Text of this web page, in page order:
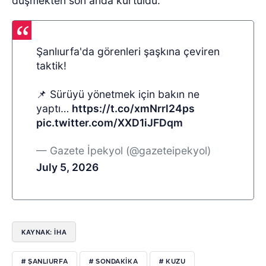
Şanlıurfa'da görenleri şaşkına çeviren
taktik!
📌 Sürüyü yönetmek için bakın ne
yaptı… https://t.co/xmNrrl24ps
pic.twitter.com/XXD1iJFDqm
— Gazete İpekyol (@gazeteipekyol)
July 5, 2026
KAYNAK: İHA
# ŞANLIURFA # SONDAKIKA # KUZU